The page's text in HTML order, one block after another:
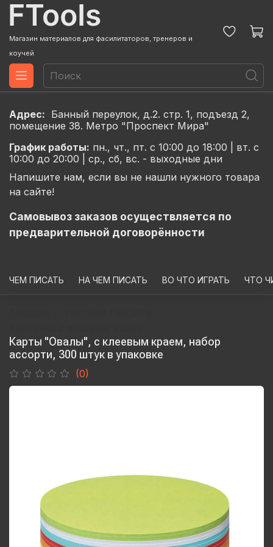
Магазин материалов для фасилитаторов, тренеров и
коучей
Адрес: Банный переулок, д.2. стр. 1, подъезд 2,
помещение 38. Метро "Проспект Мира"
График работы: пн., чт., пт. с 10:00 до 18:00 | вт. с
10:00 до 20:00 | ср., сб, вс. - выходные дни
Напишите нам, если вы не нашли нужного товара
на сайте!
Самовывоз заказов осуществляется по
предварительной договорённости
ЧЕМ ПИСАТЬ НА ЧЕМ ПИСАТЬ ВО ЧТО ИГРАТЬ ЧТО
Карты "Овалы", c клеевым краем, набор
ассорти, 300 штук в упаковке
(0)